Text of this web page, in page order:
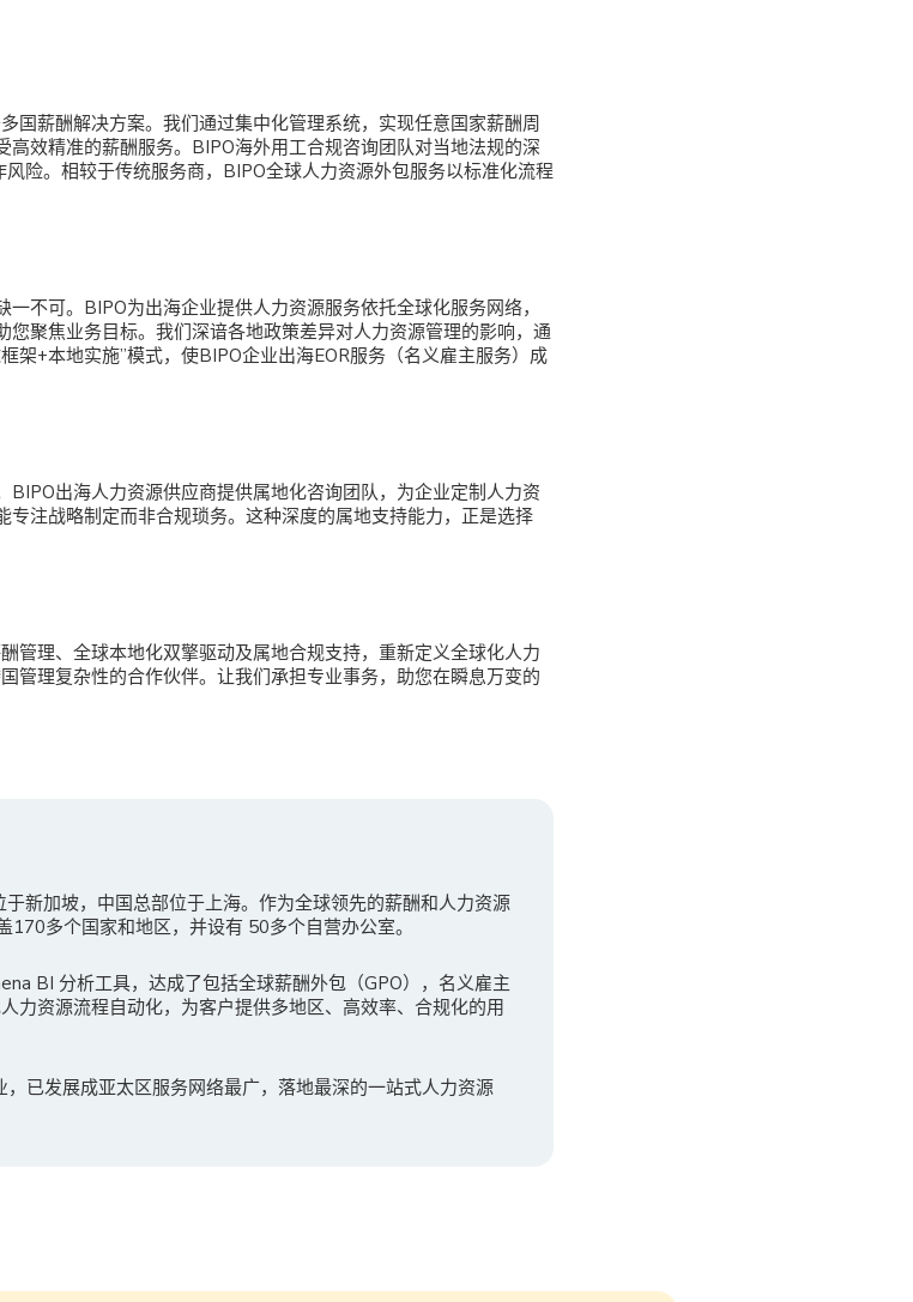
国薪酬解决方案。我们通过集中化管理系统，实现任意国家薪酬周
效精准的薪酬服务。BIPO海外用工合规咨询团队对当地法规的深
险。相较于传统服务商，BIPO全球人力资源外包服务以标准化流程
不可。 BIPO为出海企业提供人力资源服务依托全球化服务网络，
您聚焦业务目标。我们深谙各地政策差异对人力资源管理的影响，通
架+本地实施”模式，使BIPO企业出海EOR服务（名义雇主服务）成
BIPO出海人力资源供应商提供属地化咨询团队，为企业定制人力资
注战略制定而非合规琐务。这种深度的属地支持能力，正是选择
管理、全球本地化双擎驱动及属地合规支持，重新定义全球化人力
管理复杂性的合作伙伴。让我们承担专业事务，助您在瞬息万变的
新加坡，中国总部位于上海。作为全球领先的薪酬和人力资源
多个国家和地区，并设有 50多个自营办公室。
BI 分析工具，达成了包括全球薪酬外包（GPO），名义雇主
力资源流程自动化，为客户提供多地区、高效率、合规化的用
已发展成亚太区服务网络最广，落地最深的一站式人力资源